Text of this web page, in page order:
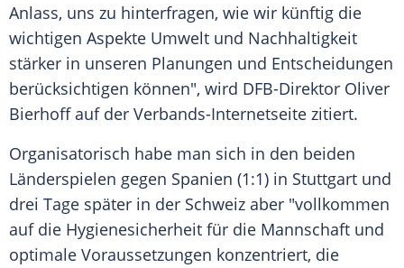
Anlass, uns zu hinterfragen, wie wir künftig die
wichtigen Aspekte Umwelt und Nachhaltigkeit
stärker in unseren Planungen und Entscheidungen
berücksichtigen können", wird DFB-Direktor Oliver
Bierhoffauf der Verbands-Internetseite zitiert.
Organisatorisch habe man sich in den beiden
Länderspielen gegen Spanien (1:1) in Stuttgart und
drei Tage später in der Schweiz aber "vollkommen
auf die Hygienesicherheit für die Mannschaft und
optimale Voraussetzungen konzentriert, die